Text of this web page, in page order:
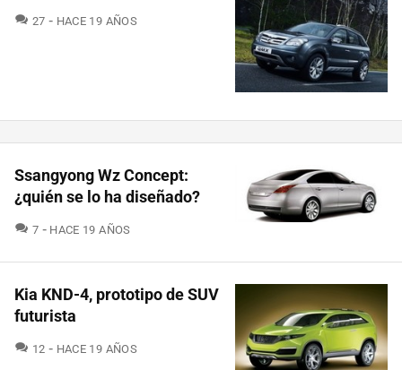
27 COMENTARIOS
HACE 19 AÑOS
Ssangyong Wz Concept:
¿quién se lo ha diseñado?
7 COMENTARIOS
HACE 19 AÑOS
Kia KND-4, prototipo de SUV
futurista
12 COMENTARIOS
HACE 19 AÑOS